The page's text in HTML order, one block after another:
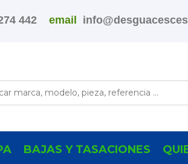
442 email
BAJAS Y TASACIONES